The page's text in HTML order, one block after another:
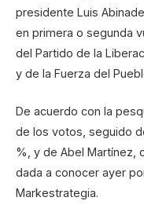
presidente Luis
en primera o segunda
del Partido de la
y de la Fuerza del
De acuerdo con la
de los votos, seguido
%, y de Abel Martínez,
dada a conocer ayer
Markestrategia.